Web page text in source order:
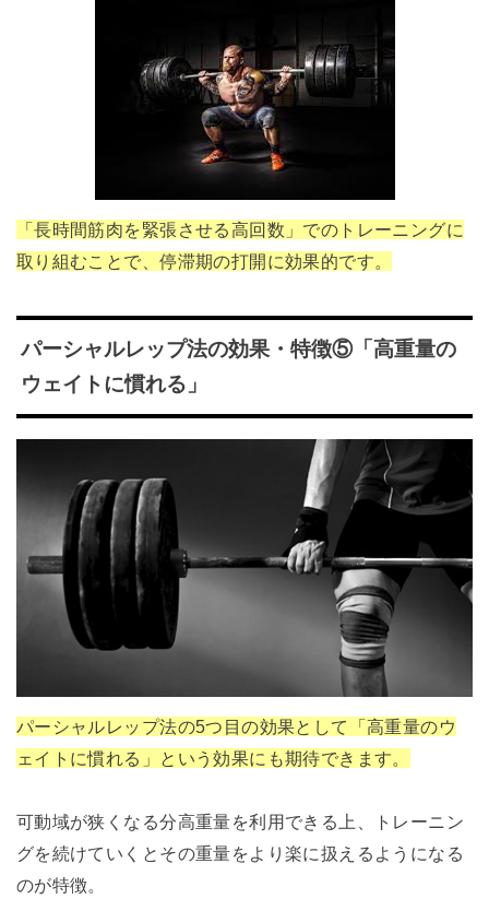
「長時間筋肉を緊張させる高回数」でのトレーニングに
取り組むことで、停滞期の打開に効果的です。
パーシャルレップ法の効果・特徴⑤「高重量の
ウェイトに慣れる」
パーシャルレップ法の5つ目の効果として「高重量のウ
ェイトに慣れる」という効果にも期待できます。
可動域が狭くなる分高重量を利用できる上、トレーニン
グを続けていくとその重量をより楽に扱えるようになる
のが特徴。